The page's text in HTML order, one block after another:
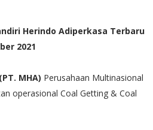
Herindo Adiperkasa Terbaru
2021
MHA) Perusahaan Multinasional
operasional Coal Getting & Coal